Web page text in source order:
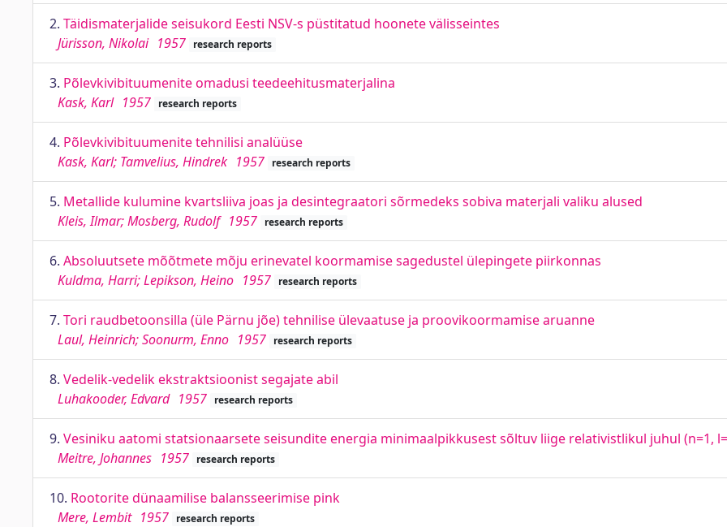
2. Täidismaterjalide seisukord Eesti NSV-s püstitatud hoonete välisseintes
Jürisson, Nikolai 1957 research reports
3. Põlevkivibituumenite omadusi teedeehitusmaterjalina
Kask, Karl 1957 research reports
4. Põlevkivibituumenite tehnilisi analüüse
Kask, Karl; Tamvelius, Hindrek 1957 research reports
5. Metallide kulumine kvartsliiva joas ja desintegraatori sõrmedeks sobiva materjali valiku alused
Kleis, Ilmar; Mosberg, Rudolf 1957 research reports
6. Absoluutsete mõõtmete mõju erinevatel koormamise sagedustel ülepingete piirkonnas
Kuldma, Harri; Lepikson, Heino 1957 research reports
7. Tori raudbetoonsilla (üle Pärnu jõe) tehnilise ülevaatuse ja proovikoormamise aruanne
Laul, Heinrich; Soonurm, Enno 1957 research reports
8. Vedelik-vedelik ekstraktsioonist segajate abil
Luhakooder, Edvard 1957 research reports
9. Vesiniku aatomi statsionaarsete seisundite energia minimaalpikkusest sõltuv liige relativistlikul juhul (n=1,
Meitre, Johannes 1957 research reports
10. Rootorite dünaamilise balansseerimise pink
Mere, Lembit 1957 research reports